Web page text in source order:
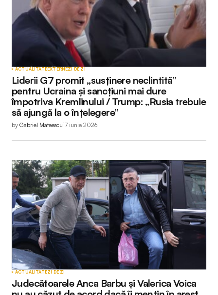
ACTUALITATEEXTERNEZI DE ZI
Liderii G7 promit „susținere neclintită”
pentru Ucraina și sancțiuni mai dure
împotriva Kremlinului / Trump: „Rusia trebuie
să ajungă la o înțelegere”
by Gabriel Mateescu17 iunie 2026
ACTUALITATEZI DE ZI
Judecătoarele Anca Barbu și Valerica Voica